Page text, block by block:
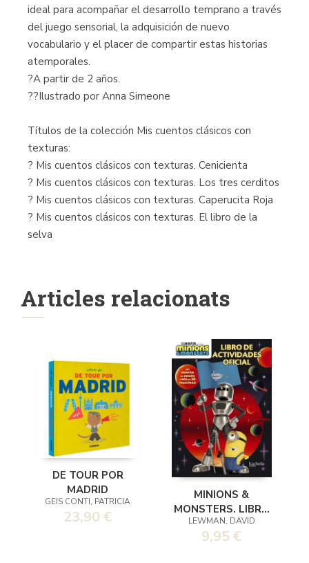
ideal para acompañar el desarrollo temprano a través
del juego sensorial, la adquisición de nuevo
vocabulario y el placer de compartir estas historias
atemporales.
?A partir de 2 años.
??Ilustrado por Anna Simeone
Títulos de la colección Mis cuentos clásicos con
texturas:
? Mis cuentos clásicos con texturas. Cenicienta
? Mis cuentos clásicos con texturas. Los tres cerditos
? Mis cuentos clásicos con texturas. Caperucita Roja
? Mis cuentos clásicos con texturas. El libro de la
selva
Articles relacionats
DE TOUR POR
MADRID
GEIS CONTI, PATRICIA
23,90 €
MINIONS &
MONSTERS. LIBRO
DE ACTIVIDADES
OFICIAL
LEWMAN, DAVID
9,95 €